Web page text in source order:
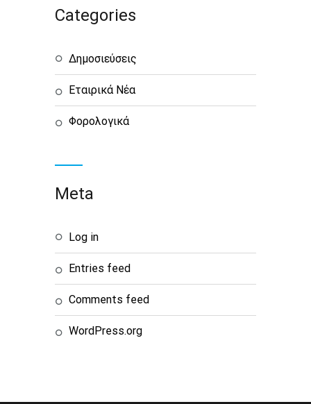
Categories
Δημοσιεύσεις
Εταιρικά Νέα
Φορολογικά
Meta
Log in
Entries feed
Comments feed
WordPress.org